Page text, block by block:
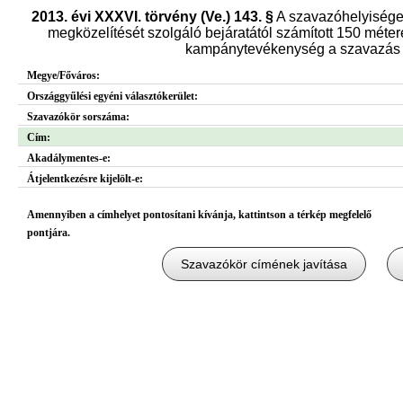
2013. évi XXXVI. törvény (Ve.) 143. §A
megközelítését szolgáló bejáratától számított 150
kampánytevékenység a
Megye/Főváros:
Országgyűlési egyéni választókerület:
Szavazókör sorszáma:
Cím:
Akadálymentes-e:
Átjelentkezésre kijelölt-e:
Amennyiben a címhelyet pontosítani kívánja, kattintson a térkép megfelelő
pontjára.